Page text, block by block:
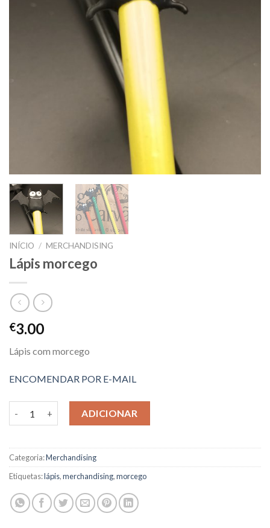
INÍCIO / MERCHANDISING
Lápis morcego
€3.00
Lápis com morcego
ENCOMENDAR POR E-MAIL
ADICIONAR
Categoria:Merchandising
Etiquetas:lápis,merchandising,morcego